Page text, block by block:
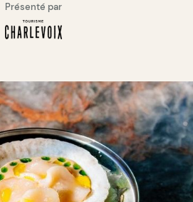
Présenté par